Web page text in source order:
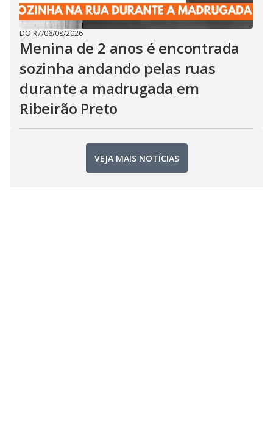
DO R7/06/08/2026
Menina de 2 anos é encontrada
sozinha andando pelas ruas
durante a madrugada em
Ribeirão Preto
VEJA MAIS NOTÍCIAS